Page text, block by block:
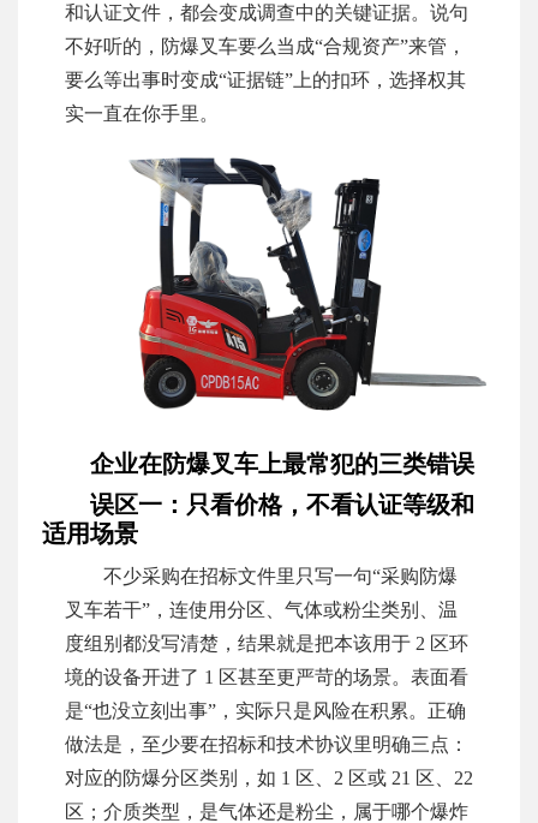
和认证文件，都会变成调查中的关键证据。说句
不好听的，防爆叉车要么当成“合规资产”来管，
要么等出事时变成“证据链”上的扣环，选择权其
实一直在你手里。
企业在防爆叉车上最常犯的三类错误
误区一：只看价格，不看认证等级和
适用场景
不少采购在招标文件里只写一句“采购防爆
叉车若干”，连使用分区、气体或粉尘类别、温
度组别都没写清楚，结果就是把本该用于 2 区环
境的设备开进了 1 区甚至更严苛的场景。表面看
是“也没立刻出事”，实际只是风险在积累。正确
做法是，至少要在招标和技术协议里明确三点：
对应的防爆分区类别，如 1 区、2 区或 21 区、22
区；介质类型，是气体还是粉尘，属于哪个爆炸